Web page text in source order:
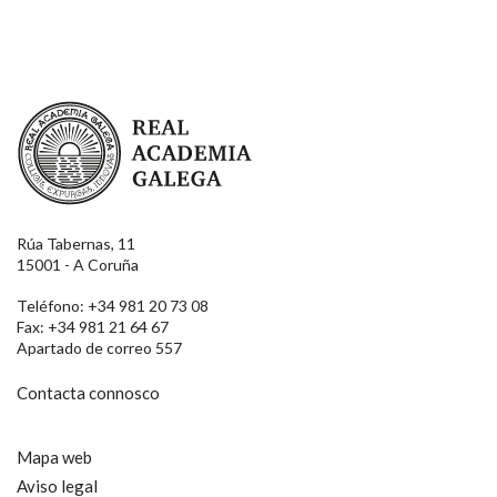
Real Academia Galega
Rúa Tabernas, 11
15001 - A Coruña
Teléfono: +34 981 20 73 08
Fax: +34 981 21 64 67
Apartado de correo 557
Contacta connosco
Mapa web
Aviso legal